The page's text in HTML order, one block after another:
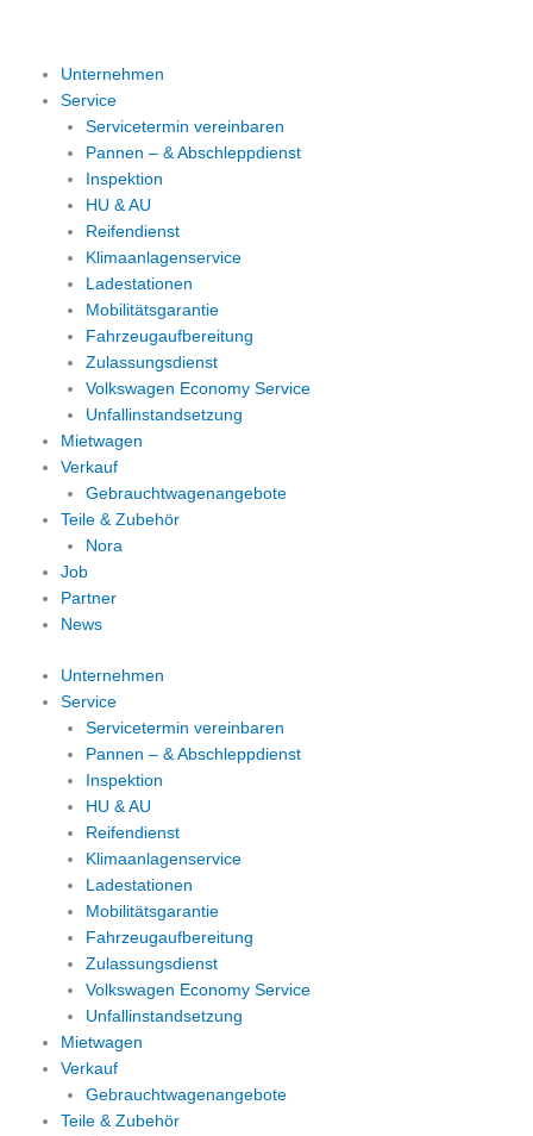
springen
Unternehmen
Service
Servicetermin vereinbaren
Pannen – & Abschleppdienst
Inspektion
HU & AU
Reifendienst
Klimaanlagenservice
Ladestationen
Mobilitätsgarantie
Fahrzeugaufbereitung
Zulassungsdienst
Volkswagen Economy Service
Unfallinstandsetzung
Mietwagen
Verkauf
Gebrauchtwagenangebote
Teile & Zubehör
Nora
Job
Partner
News
Unternehmen
Service
Servicetermin vereinbaren
Pannen – & Abschleppdienst
Inspektion
HU & AU
Reifendienst
Klimaanlagenservice
Ladestationen
Mobilitätsgarantie
Fahrzeugaufbereitung
Zulassungsdienst
Volkswagen Economy Service
Unfallinstandsetzung
Mietwagen
Verkauf
Gebrauchtwagenangebote
Teile & Zubehör